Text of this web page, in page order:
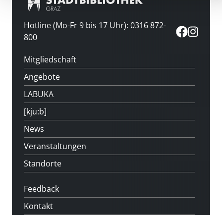
Hotline (Mo-Fr 9 bis 17 Uhr): 0316 872-
800
Mitgliedschaft
Angebote
LABUKA
[kju:b]
News
Veranstaltungen
Standorte
Feedback
Kontakt